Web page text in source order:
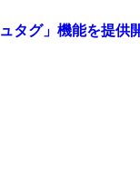
タグ」機能を提供